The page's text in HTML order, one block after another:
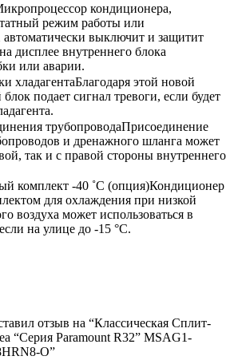
кондиционера,
режим работы или
автоматически выключит и защитит
дисплее внутреннего блока
или аварии.
хладагентаБлагодаря этой новой
подает сигнал тревоги, если будет
трубопроводаПрисоединение
и дренажного шланга может
так и с правой стороны внутреннего
комплект -40 ˚С (опция)Кондиционер
для охлаждения при низкой
воздуха может использоваться в
на улице до -15 °С.
отзыв на “Классическая Сплит-
“Серия Paramount R32” MSAG1-
O”